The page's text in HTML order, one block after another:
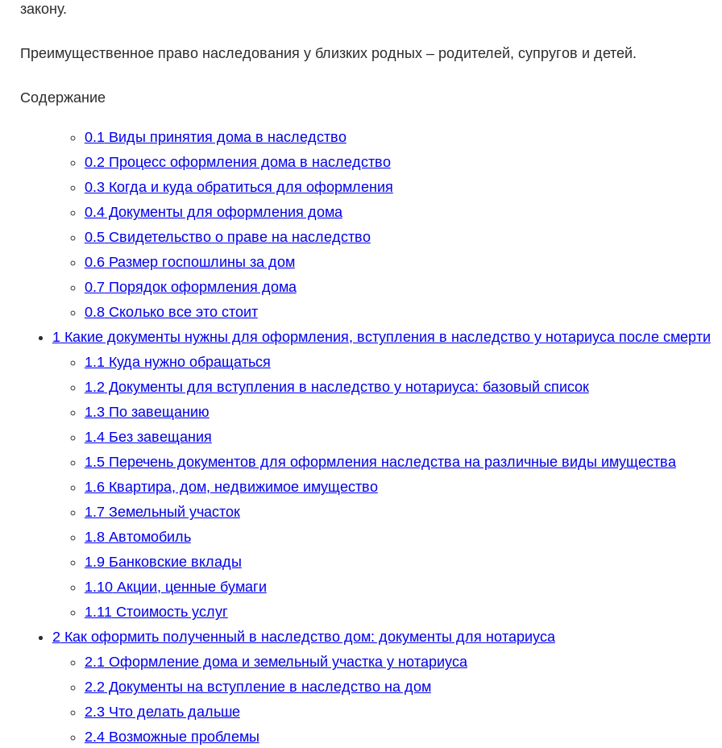
закону.
Преимущественное право наследования у близких родных – родителей, супругов и детей.
Содержание
0.1Виды принятия дома в наследство
0.2Процесс оформления дома в наследство
0.3Когда и куда обратиться для оформления
0.4Документы для оформления дома
0.5Свидетельство о праве на наследство
0.6Размер госпошлины за дом
0.7Порядок оформления дома
0.8Сколько все это стоит
1Какие документы нужны для оформления, вступления в наследство у нотариуса после смерти
1.1Куда нужно обращаться
1.2Документы для вступления в наследство у нотариуса: базовый список
1.3По завещанию
1.4Без завещания
1.5Перечень документов для оформления наследства на различные виды имущества
1.6Квартира, дом, недвижимое имущество
1.7Земельный участок
1.8Автомобиль
1.9Банковские вклады
1.10Акции, ценные бумаги
1.11Стоимость услуг
2Как оформить полученный в наследство дом: документы для нотариуса
2.1Оформление дома и земельный участка у нотариуса
2.2Документы на вступление в наследство на дом
2.3Что делать дальше
2.4Возможные проблемы